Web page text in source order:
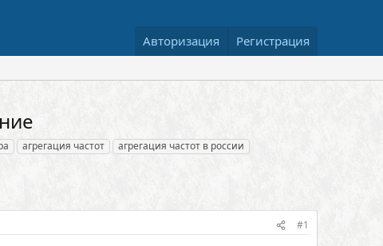
Авторизация Регистрация
агрегация частот
агрегация частот в россии
#1